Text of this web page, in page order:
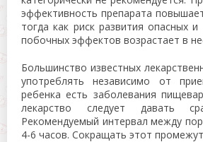
эффективность препарата
тогда как риск развития опасных
побочных эффектов возрастает в
Большинство известных
употреблять независимо от
ребенка есть заболевания
лекарство следует давать
Рекомендуемый интервал между
4-6 часов. Сокращать этот